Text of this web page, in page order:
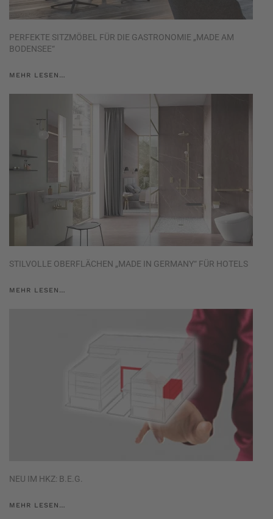
PERFEKTE SITZMÖBEL FÜR DIE GASTRONOMIE „MADE AM
BODENSEE“
MEHR LESEN…
STILVOLLE OBERFLÄCHEN „MADE IN GERMANY“ FÜR HOTELS
MEHR LESEN…
NEU IM HKZ: B.E.G.
MEHR LESEN…